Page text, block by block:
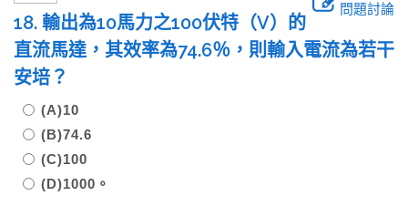
問題討論
18. 輸出為10馬力之100伏特（V）的
直流馬達，其效率為74.6％，則輸入電流為若干
安培？
(A)10
(B)74.6
(C)100
(D)1000。